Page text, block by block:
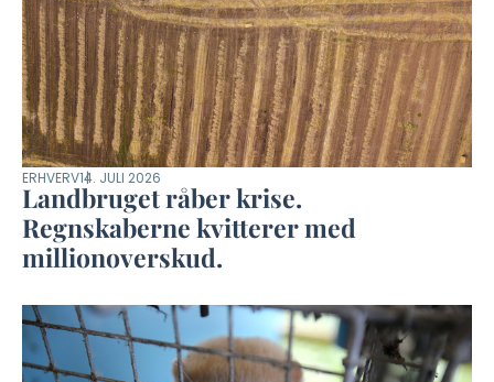
ERHVERV14. JULI 2026
Landbruget råber krise.
Regnskaberne kvitterer med
millionoverskud.